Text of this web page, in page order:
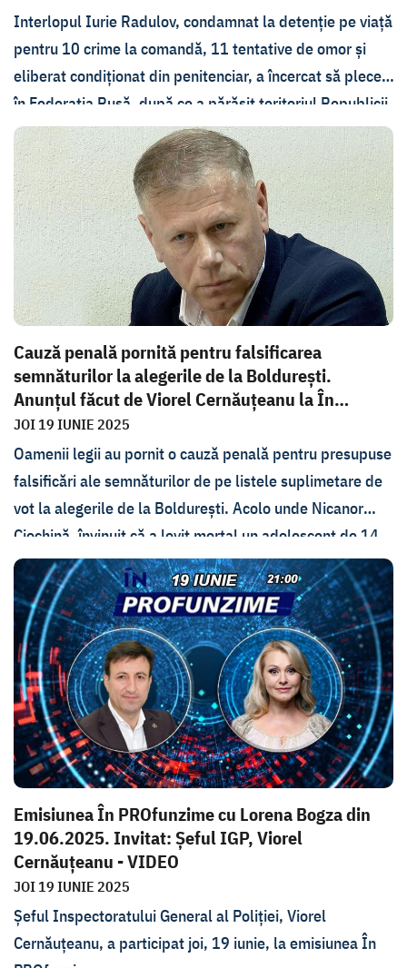
Interlopul Iurie Radulov, condamnat la detenție pe viață
pentru 10 crime la comandă, 11 tentative de omor și
eliberat condiționat din penitenciar, a încercat să plece
în Federația Rusă, după ce a părăsit teritoriul Republicii
Moldova în luna martie, dar nu a reușit și urmează să fie
extrădat în Reublica Moldova. Despre asta a anunțat
șeful Inspectoratului General al Poliției, Viorel
Cernăuțeanu, invitatul de astăzi a emisiunii În
Profunzime. Totuși, Cernăuțeanu nu a divulgat statul în
care se află acum Radulov, din motiv că acest lucru ar
putea crea dificultăți în procesul de extrădare.
Cauză penală pornită pentru falsificarea
semnăturilor la alegerile de la Boldurești.
Anunțul făcut de Viorel Cernăuțeanu la În
PROfu...
JOI 19 IUNIE 2025
Oamenii legii au pornit o cauză penală pentru presupuse
falsificări ale semnăturilor de pe listele suplimetare de
vot la alegerile de la Boldurești. Acolo unde Nicanor
Ciochină, învinuit că a lovit mortal un adolescent de 14
ani a reușit să iasă învingător cu o diferență de 10 voturi,
față de contracandidatul său. Despre asta a anunțat
șeful IGP, Viorel Cernăuțeanu, în cadrul emisiunii În
PROfunzime.
Emisiunea În PROfunzime cu Lorena Bogza din
19.06.2025. Invitat: Șeful IGP, Viorel
Cernăuțeanu - VIDEO
JOI 19 IUNIE 2025
Șeful Inspectoratului General al Poliției, Viorel
Cernăuțeanu, a participat joi, 19 iunie, la emisiunea În